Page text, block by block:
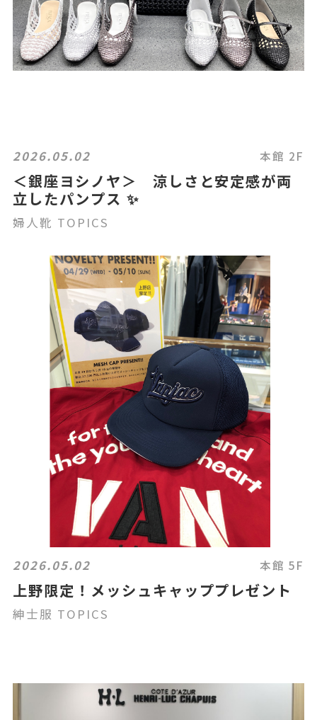
2026.05.02 本館 2F
＜銀座ヨシノヤ＞ 涼しさと安定感が両
立したパンプス ✨
婦人靴 TOPICS
2026.05.02 本館 5F
上野限定！メッシュキャッププレゼント
紳士服 TOPICS